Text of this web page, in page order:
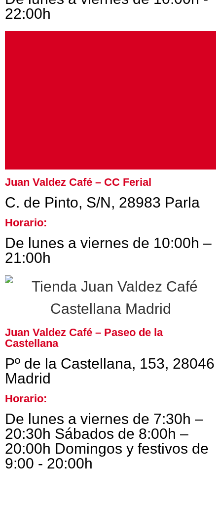
22:00h
Juan Valdez Café – CC Ferial
C. de Pinto, S/N, 28983 Parla
Horario:
De lunes a viernes de 10:00h –
21:00h
Juan Valdez Café – Paseo de la
Castellana
Pº de la Castellana, 153, 28046
Madrid
Horario:
De lunes a viernes de 7:30h –
20:30h Sábados de 8:00h –
20:00h Domingos y festivos de
9:00 - 20:00h